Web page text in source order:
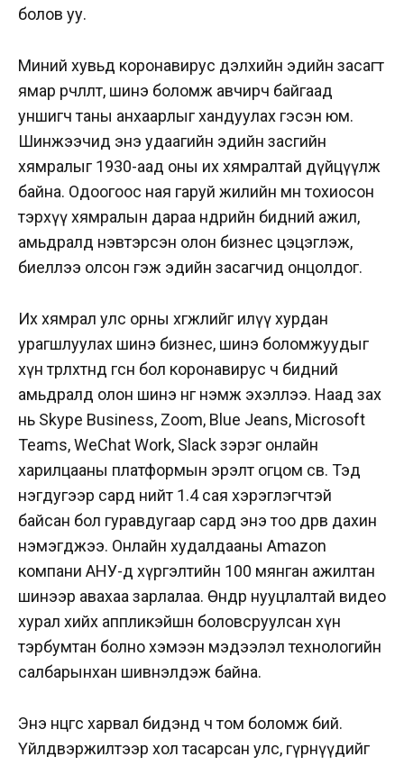
болов уу.
Миний хувьд коронавирус дэлхийн эдийн засагт
ямар өөрчлөлт, шинэ боломж авчирч байгаад
уншигч таны анхаарлыг хандуулах гэсэн юм.
Шинжээчид энэ удаагийн эдийн засгийн
хямралыг 1930-аад оны их хямралтай дүйцүүлж
байна. Одоогоос ная гаруй жилийн өмнө тохиосон
тэрхүү хямралын дараа өнөөдрийн бидний ажил,
амьдралд нэвтэрсэн олон бизнес цэцэглэж,
биеллээ олсон гэж эдийн засагчид онцолдог.
Их хямрал улс орны хөгжлийг илүү хурдан
урагшлуулах шинэ бизнес, шинэ боломжуудыг
хүн төрөлхтөнд өгсөн бол коронавирус ч бидний
амьдралд олон шинэ өнгө нэмж эхэллээ. Наад зах
нь Skype Business, Zoom, Blue Jeans, Microsoft
Teams, WeChat Work, Slack зэрэг онлайн
харилцааны платформын эрэлт огцом өсөв. Тэд
нэгдугээр сард нийт 1.4 сая хэрэглэгчтэй
байсан бол гуравдугаар сард энэ тоо дөрөв дахин
нэмэгджээ. Онлайн худалдааны Amazon
компани АНУ-д хүргэлтийн 100 мянган ажилтан
шинээр авахаа зарлалаа. Өндөр нууцлалтай видео
хурал хийх аппликэйшн боловсруулсан хүн
тэрбумтан болно хэмээн мэдээлэл технологийн
салбарынхан шивнэлдэж байна.
Энэ өнцгөөс харвал бидэнд ч том боломж бий.
Үйлдвэржилтээр хол тасарсан улс, гүрнүүдийг